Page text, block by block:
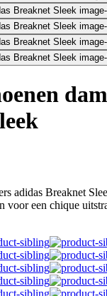
adidas Breaknet
voor een chique